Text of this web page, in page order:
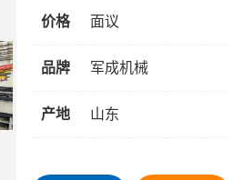
价格 面议
品牌 军成机械
产地 山东